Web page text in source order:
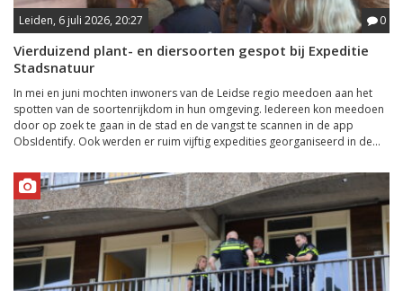
Leiden, 6 juli 2026, 20:27 0
Vierduizend plant- en diersoorten gespot bij Expeditie
Stadsnatuur
In mei en juni mochten inwoners van de Leidse regio meedoen aan het
spotten van de soortenrijkdom in hun omgeving. Iedereen kon meedoen
door op zoek te gaan in de stad en de vangst te scannen in de app
ObsIdentify. Ook werden er ruim vijftig expedities georganiseerd in de...